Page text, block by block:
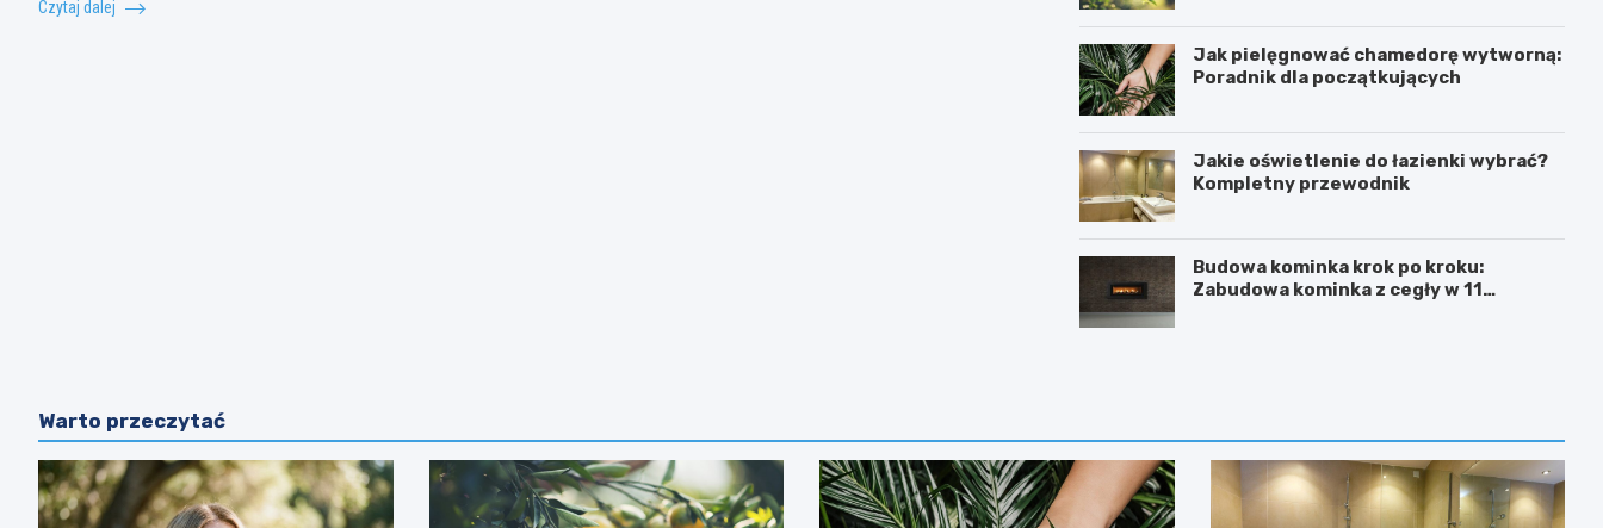
Czytaj dalej
Jak pielęgnować chamedorę wytworną:
Poradnik dla początkujących
Jakie oświetlenie do łazienki wybrać?
Kompletny przewodnik
Budowa kominka krok po kroku:
Zabudowa kominka z cegły w 11
Warto przeczytać